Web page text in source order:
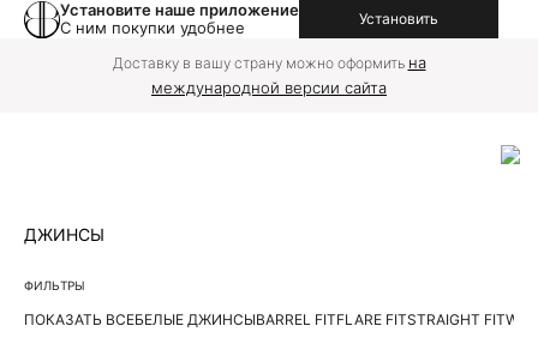
Установите наше приложение
С ним покупки удобнее
Установить
Доставку в вашу страну можно оформить на
международной версии сайта
ДЖИНСЫ
ФИЛЬТРЫ
ПОКАЗАТЬ ВСЕБЕЛЫЕ ДЖИНСЫBARREL FITFLARE FITSTRAIGHT FIT